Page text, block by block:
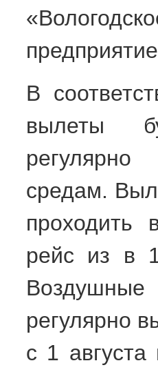
В
вылеты
средам.
проходить
рейс из в
регулярно
с 1